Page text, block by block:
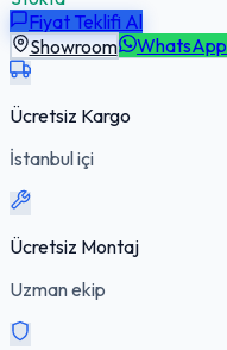
Fiyat Teklifi Al
Showroom
WhatsApp
Ücretsiz Kargo
İstanbul içi
Ücretsiz Montaj
Uzman ekip